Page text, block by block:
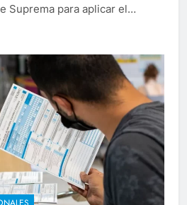
Suprema para aplicar el…